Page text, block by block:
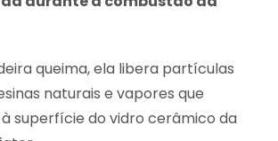
queima, ela libera partículas
naturais e vapores que
superfície do vidro cerâmico da